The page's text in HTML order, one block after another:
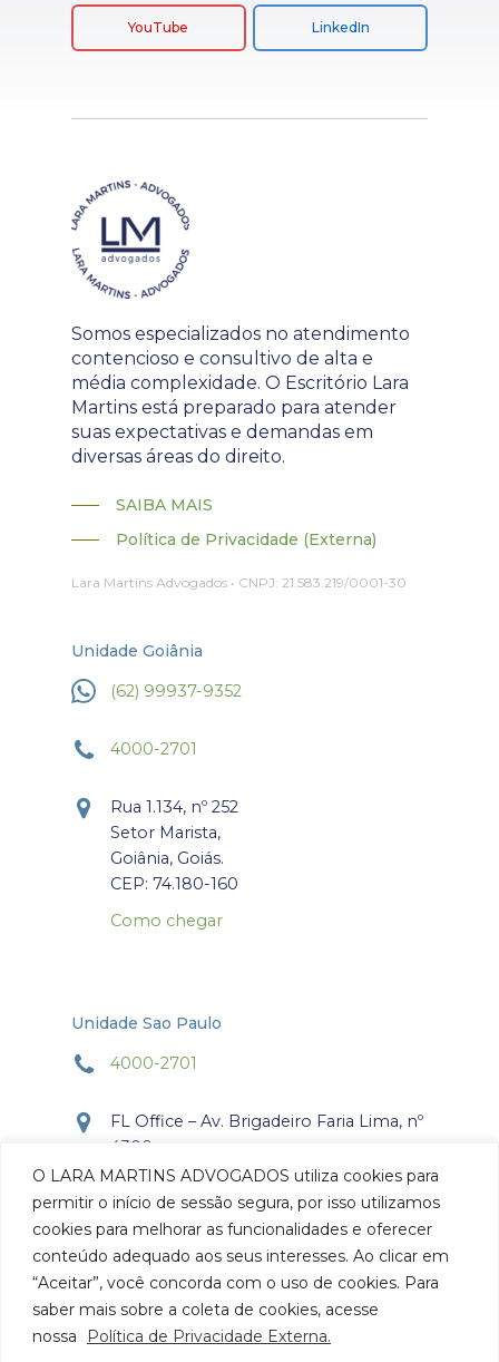
O LARA MARTINS ADVOGADOS utiliza cookies para
permitir o início de sessão segura, por isso utilizamos
cookies para melhorar as funcionalidades e oferecer
conteúdo adequado aos seus interesses. Ao clicar em
“Aceitar”, você concorda com o uso de cookies. Para
saber mais sobre a coleta de cookies, acesse
nossa
Política de Privacidade Externa.
YouTube LinkedIn
Somos especializados no atendimento
contencioso e consultivo de alta e
média complexidade. O Escritório Lara
Martins está preparado para atender
suas expectativas e demandas em
diversas áreas do direito.
SAIBA MAIS
Política de Privacidade (Externa)
Lara Martins Advogados • CNPJ: 21.583.219/0001-30
Unidade Goiânia
(62) 99937-9352
4000-2701
Rua 1.134, nº 252
Setor Marista,
Goiânia, Goiás.
CEP: 74.180-160
Como chegar
Unidade Sao Paulo
4000-2701
FL Office – Av. Brigadeiro Faria Lima, nº
4300
Torre Office – Sala 804
Itaim Bibi, São Paulo, SP.
CEP: 04.538-132
Como chegar